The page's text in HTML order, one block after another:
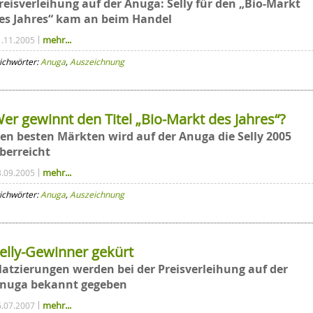
auf der Anuga: Selly für den „Bio-Markt
Jahres“ kam an beim Handel
mehr...
Anuga,Auszeichnung
gewinnt den Titel „Bio-Markt des Jahres“?
besten Märkten wird auf der Anuga die Selly 2005
mehr...
Anuga,Auszeichnung
Gewinner gekürt
werden bei der Preisverleihung auf der
bekannt gegeben
mehr...